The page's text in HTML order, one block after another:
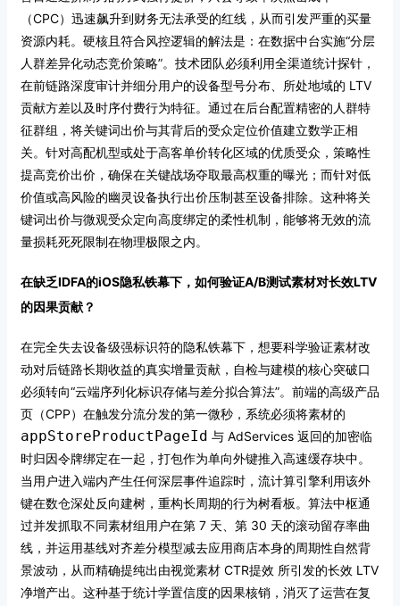
（CPC）迅速飙升到财务无法承受的红线，从而引发严重的买量
资源内耗。硬核且符合风控逻辑的解法是：在数据中台实施“分层
人群差异化动态竞价策略”。技术团队必须利用全渠道统计探针，
在前链路深度审计并细分用户的设备型号分布、所处地域的 LTV
贡献方差以及时序付费行为特征。通过在后台配置精密的人群特
征群组，将关键词出价与其背后的受众定位价值建立数学正相
关。针对高配机型或处于高客单价转化区域的优质受众，策略性
提高竞价出价，确保在关键战场夺取最高权重的曝光；而针对低
价值或高风险的幽灵设备执行出价压制甚至设备排除。这种将关
键词出价与微观受众定向高度绑定的柔性机制，能够将无效的流
量损耗死死限制在物理极限之内。
在缺乏IDFA的iOS隐私铁幕下，如何验证A/B测试素材对长效LTV
的因果贡献？
在完全失去设备级强标识符的隐私铁幕下，想要科学验证素材改
动对后链路长期收益的真实增量贡献，自检与建模的核心突破口
必须转向“云端序列化标识存储与差分拟合算法”。前端的高级产品
页（CPP）在触发分流分发的第一微秒，系统必须将素材的
appStoreProductPageId 与 AdServices 返回的加密临
时归因令牌绑定在一起，打包作为单向外键推入高速缓存块中。
当用户进入端内产生任何深层事件追踪时，流计算引擎利用该外
键在数仓深处反向建树，重构长周期的行为树看板。算法中枢通
过并发抓取不同素材组用户在第 7 天、第 30 天的滚动留存率曲
线，并运用基线对齐差分模型减去应用商店本身的周期性自然背
景波动，从而精确提纯出由视觉素材 CTR提效 所引发的长效 LTV
净增产出。这种基于统计学置信度的因果核销，消灭了运营在复